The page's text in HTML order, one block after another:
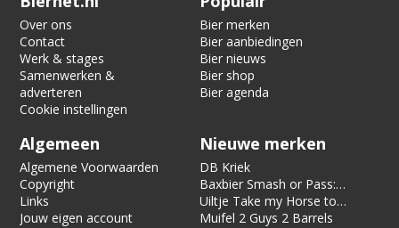
Over ons
Contact
Werk & stages
Samenwerken &
adverteren
Cookie instellingen
Bier merken
Bier aanbiedingen
Bier nieuws
Bier shop
Bier agenda
Algemeen
Algemene Voorwaarden
Copyright
Links
Jouw eigen account
Nieuwe merken
DB Kriek
Baxbier Smash or Pass:
Strata
Uiltje Take my Horse to
the Hotel Room
Muifel 2 Guys 2 Barrels